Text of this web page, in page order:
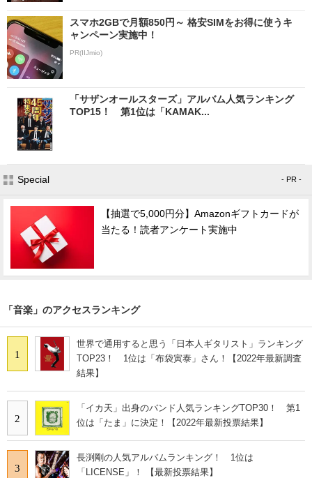
スマホ2GBで月額850円～ 格安SIMをお得に使うキ
ャンペーン実施中！
PR(IIJmio)
「サザンオールスターズ」アルバム人気ランキング
TOP15！ 第1位は「KAMAK...
Special - PR -
【抽選で5,000円分】Amazonギフトカードが
当たる！読者アンケート実施中
「音楽」のアクセスランキング
1
世界で通用すると思う「日本人ギタリスト」ランキング
TOP23！ 1位は「布袋寅泰」さん！【2022年最新調査
結果】
2
「イカ天」出身のバンド人気ランキングTOP30！ 第1
位は「たま」に決定！【2022年最新投票結果】
3
長渕剛の人気アルバムランキング！ 1位は
「LICENSE」！ 【最新投票結果】